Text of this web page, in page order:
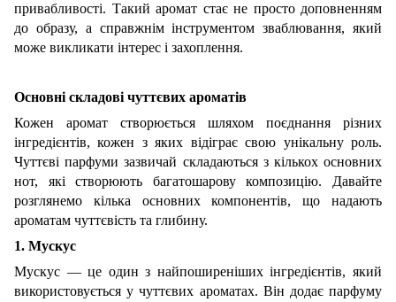
привабливості. Такий аромат стає не просто доповненням
до образу, а справжнім інструментом зваблювання, який
може викликати інтерес і захоплення.
Основні складові чуттєвих ароматів
Кожен аромат створюється шляхом поєднання різних
інгредієнтів, кожен з яких відіграє свою унікальну роль.
Чуттєві парфуми зазвичай складаються з кількох основних
нот, які створюють багатошарову композицію. Давайте
розглянемо кілька основних компонентів, що надають
ароматам чуттєвість та глибину.
1. Мускус
Мускус — це один з найпоширеніших інгредієнтів, який
використовується у чуттєвих ароматах. Він додає парфуму